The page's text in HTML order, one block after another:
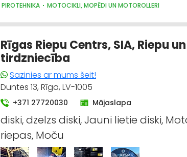
PIROTEHNIKA MOTOCIKLI, MOPĒDI UN MOTOROLLERI
Rīgas Riepu Centrs, SIA, Riepu
tirdzniecība
Sazinies ar mums šeit!
Duntes 13, Rīga, LV-1005
+371 27720030 Mājaslapa
diski, dzelzs diski, Jauni lietie diski,
riepas, Moču